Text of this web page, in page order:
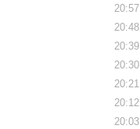
20:57
20:48
20:39
20:30
20:21
20:12
20:03